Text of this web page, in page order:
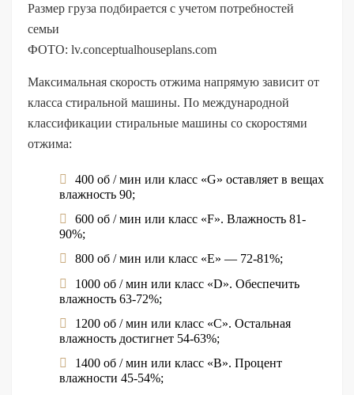
Размер груза подбирается с учетом потребностей
семьи
ФОТО: lv.conceptualhouseplans.com
Максимальная скорость отжима напрямую зависит от
класса стиральной машины. По международной
классификации стиральные машины со скоростями
отжима:
400 об / мин или класс «G» оставляет в вещах
влажность 90;
600 об / мин или класс «F». Влажность 81-
90%;
800 об / мин или класс «Е» — 72-81%;
1000 об / мин или класс «D». Обеспечить
влажность 63-72%;
1200 об / мин или класс «С». Остальная
влажность достигнет 54-63%;
1400 об / мин или класс «В». Процент
влажности 45-54%;